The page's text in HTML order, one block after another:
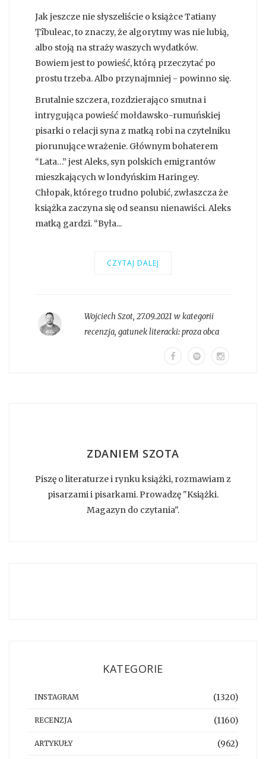
Jak jeszcze nie słyszeliście o książce Tatiany
Țîbuleac, to znaczy, że algorytmy was nie lubią,
albo stoją na straży waszych wydatków.
Bowiem jest to powieść, którą przeczytać po
prostu trzeba. Albo przynajmniej - powinno się.
Brutalnie szczera, rozdzierająco smutna i
intrygująca powieść mołdawsko-rumuńskiej
pisarki o relacji syna z matką robi na czytelniku
piorunujące wrażenie. Głównym bohaterem
“Lata…” jest Aleks, syn polskich emigrantów
mieszkających w londyńskim Haringey.
Chłopak, którego trudno polubić, zwłaszcza że
książka zaczyna się od seansu nienawiści. Aleks
matką gardzi. “Była...
CZYTAJ DALEJ
Wojciech Szot, 27.09.2021 w kategorii
recenzja, gatunek literacki:proza obca
ZDANIEM SZOTA
Piszę o literaturze i rynku książki, rozmawiam z
pisarzami i pisarkami. Prowadzę "Książki.
Magazyn do czytania".
KATEGORIE
INSTAGRAM (1320)
RECENZJA (1160)
ARTYKUŁY (962)